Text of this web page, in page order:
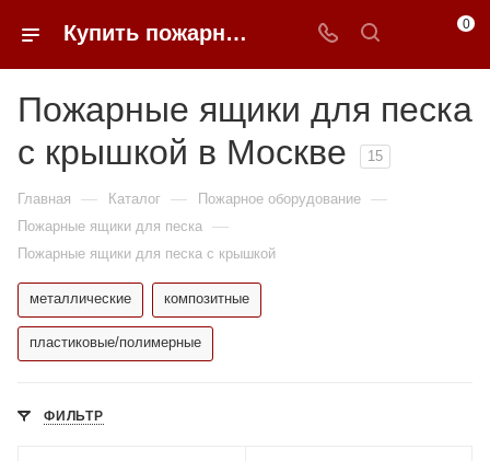
Купить пожарные ящики для песка с крышкой в Москве | 0FFER 0
Пожарные ящики для песка
с крышкой в Москве
15
Главная — Каталог — Пожарное оборудование —
Пожарные ящики для песка —
Пожарные ящики для песка с крышкой
металлические композитные
пластиковые/полимерные
ФИЛЬТР